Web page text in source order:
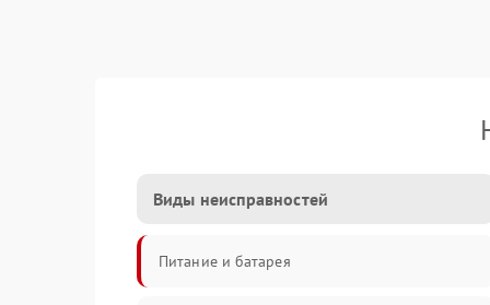
Виды неисправностей
Питание и батарея